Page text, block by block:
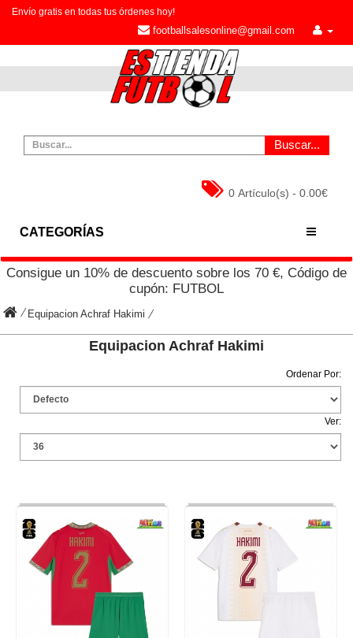
Envío gratis en todas tus órdenes hoy!
footballsalesonline@gmail.com
Buscar...
0 Artículo(s) - 0.00€
CATEGORÍAS
Consigue un 10% de descuento sobre los 70 €, Código de
cupón: FUTBOL
Equipacion Achraf Hakimi
Equipacion Achraf Hakimi
Ordenar Por:
Ver: